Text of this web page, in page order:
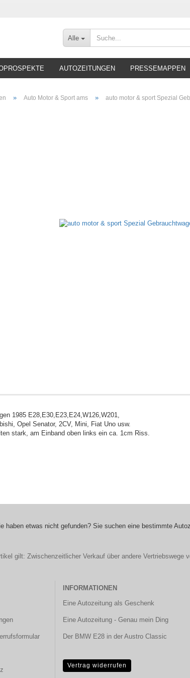
Alle
AUTOZEITUNGEN PRESSEMAPPEN
» Auto Motor & Sport ams » auto motor & sport Spezial
1985 E28,E30,E23,E24,W126,W201,
Opel Senator, 2CV, Mini, Fiat Uno usw.
stark, am Einband oben links ein ca. 1cm Riss.
haben etwas nicht gefunden? Sie suchen eine bestimmte
gilt: Zwischenzeitlicher Verkauf über andere
INFORMATIONEN
Eine Autozeitung als Geschenk
Eine Autozeitung - Genau mein Ding
Der BMW E28 in der Austro Classic
Vertrag widerrufen